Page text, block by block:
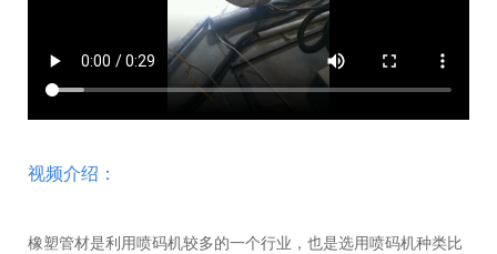
视频介绍：
橡塑管材是利用喷码机较多的一个行业，也是选用喷码机种类比